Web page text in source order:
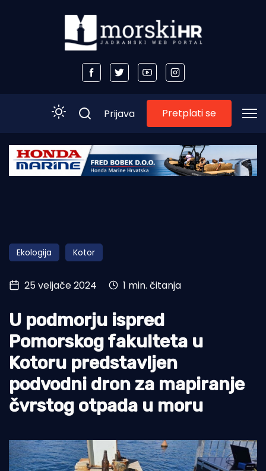
Početna
Obala
Otoci
Turizam i nautika
Pomorstvo
Ribolov
Ekologija
Tradicija i kultura
Prijava Pretplati se
Ekologija Kotor
25 veljače 2024 1 min. čitanja
U podmorju ispred
Pomorskog fakulteta u
Kotoru predstavljen
podvodni dron za mapiranje
čvrstog otpada u moru